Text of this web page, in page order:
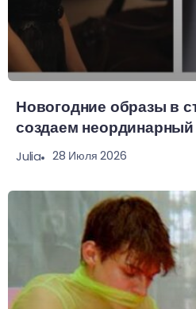
Новогодние образы в
создаем неординарный
Julia 28 Июля 2026